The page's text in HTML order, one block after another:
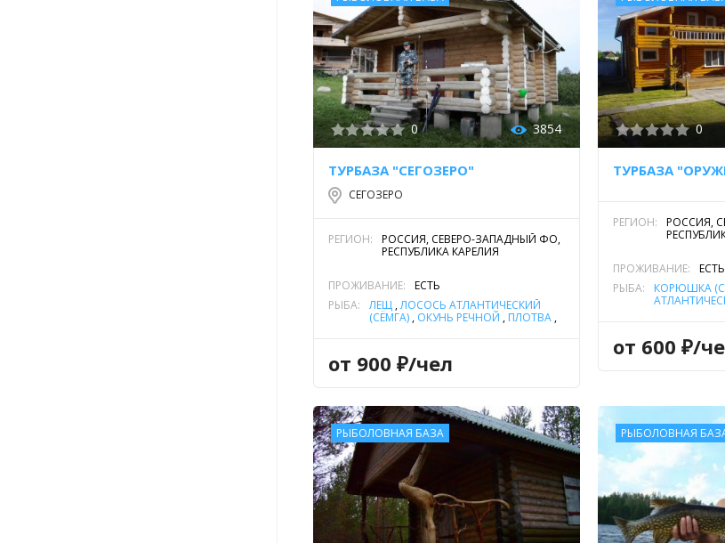
0 3854
ТУРБАЗА "СЕГОЗЕРО"
СЕГОЗЕРО
РЕГИОН:
РОССИЯ, СЕВЕРО-ЗАПАДНЫЙ ФО,
РЕСПУБЛИКА КАРЕЛИЯ
ПРОЖИВАНИЕ:
ЕСТЬ
РЫБА:
ЛЕЩ ,ЛОСОСЬ АТЛАНТИЧЕСКИЙ
(СЁМГА) , ОКУНЬ РЕЧНОЙ , ПЛОТВА ,
от 900 ₽/чел
0
ТУРБАЗА
РЕГИОН:
РОССИЯ,
ПРОЖИВАНИЕ:
ЕСТЬ
РЫБА:
КОРЮШКА
от 600 ₽/
РЫБОЛОВНАЯ БАЗА РЫБОЛОВНАЯ